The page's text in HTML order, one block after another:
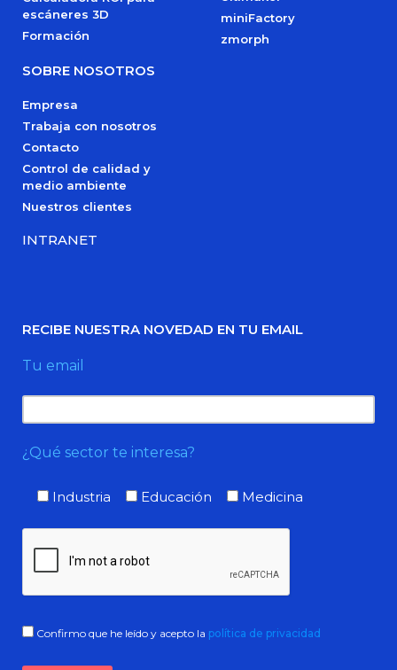
escáneres 3D
Formación
SOBRE NOSOTROS
Empresa
Trabaja con nosotros
Contacto
Control de calidad y
medio ambiente
Nuestros clientes
INTRANET
miniFactory
zmorph
RECIBE NUESTRA NOVEDAD EN TU EMAIL
Tu email
¿Qué sector te interesa?
Industria Educación Medicina
Confirmo que he leído y acepto la política de privacidad